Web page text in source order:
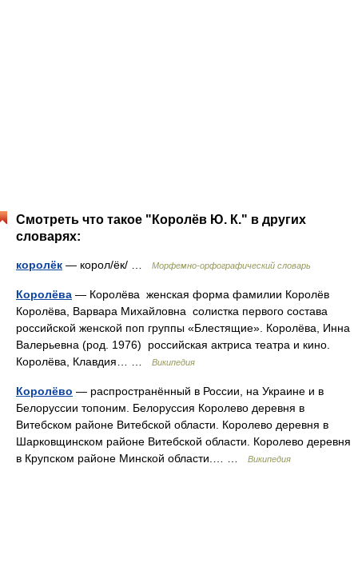
Смотреть что такое "Королёв Ю. К." в других
словарях:
королёк — корол/ёк/ … Морфемно-орфографический словарь
Королёва — Королёва женская форма фамилии Королёв
Королёва, Варвара Михайловна солистка первого состава
российской женской поп группы «Блестящие». Королёва, Инна
Валерьевна (род. 1976) российская актриса театра и кино.
Королёва, Клавдия… …
Википедия
Королёво — распространённый в России, на Украине и в
Белоруссии топоним. Белоруссия Королево деревня в
Витебском районе Витебской области. Королево деревня в
Шарковщинском районе Витебской области. Королево деревня
в Крупском районе Минской области.… …
Википедия